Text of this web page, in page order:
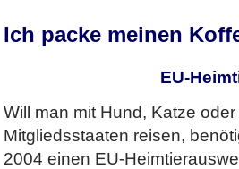
Ich packe meinen
EU-
Will man mit Hund, Katze
Mitgliedsstaaten reisen,
2004 einen EU-